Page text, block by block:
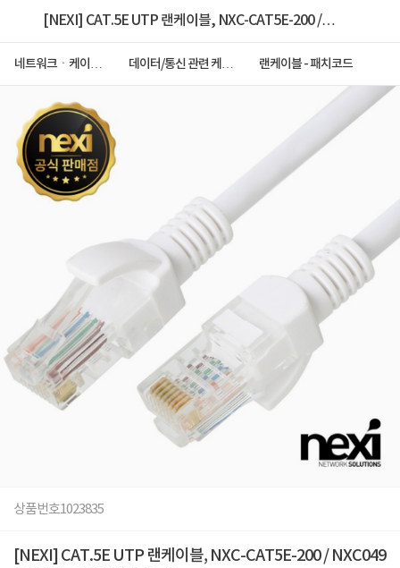
[NEXI] CAT.5E UTP 랜케이블, NXC-CAT5E-200 /
네트워크ㆍ케이블
데이터/통신 관련 케이
랜케이블 - 패치코드
상품번호1023835
[NEXI] CAT.5E UTP 랜케이블, NXC-CAT5E-200 / NXC049